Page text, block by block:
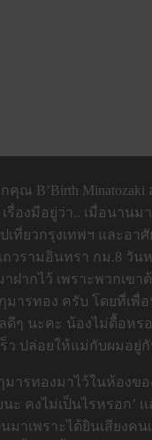
กคุณ B’Birth
รื่องมีอยู่ว่า.. เมื่อนานม
เที่ยวกรุงเทพฯ และอ
วรามอินทรา กม.8 วันห
ฝากไว้ เพราะพวกเขา
มารทอง ครับ โดยที่เ
ดีๆ นะคะ น้องไม่ดื้อหร
ว ปล่อยให้แม่กับผมอยู่
ารทองมาไว้ในห้องข
นะ คงไม่เป็นไรหรอก’
าเพราะได้ยินเสียงคน